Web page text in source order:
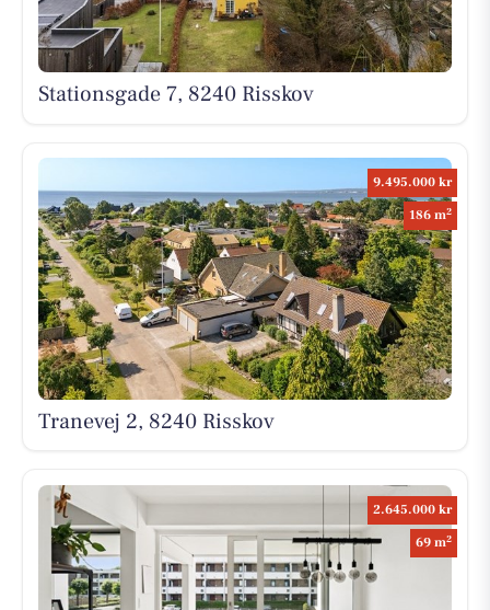
Stationsgade 7, 8240 Risskov
9.495.000 kr
186 m2
Tranevej 2, 8240 Risskov
2.645.000 kr
69 m2